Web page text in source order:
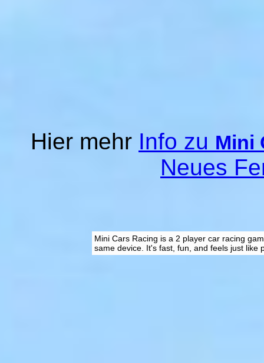
Hier mehr Info zu Mini
Neues
Mini Cars Racing is a 2 player car racing
same device. It's fast, fun, and feels just like